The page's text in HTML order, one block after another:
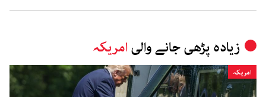
زیادہ پڑھی جانے والیامریکہ
امریکہ